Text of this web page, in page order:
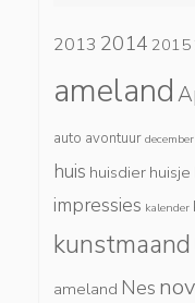
2013 2014 2015
ameland
auto avontuur december
huis huisdier huisje
impressies kalender
kunstmaand
ameland Nes